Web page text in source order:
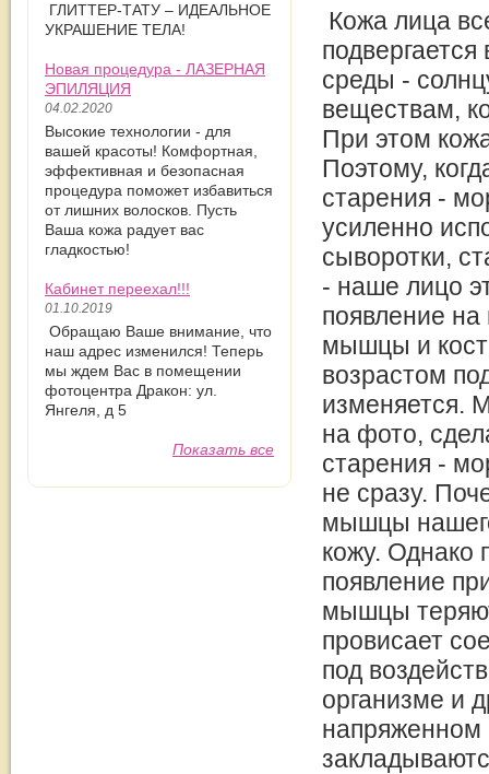
ГЛИТТЕР-ТАТУ – ИДЕАЛЬНОЕ
УКРАШЕНИЕ ТЕЛА!
Новая процедура - ЛАЗЕРНАЯ
ЭПИЛЯЦИЯ
04.02.2020
Высокие технологии - для
вашей красоты! Комфортная,
эффективная и безопасная
процедура поможет избавиться
от лишних волосков. Пусть
Ваша кожа радует вас
гладкостью!
Кабинет переехал!!!
01.10.2019
Обращаю Ваше внимание, что
наш адрес изменился! Теперь
мы ждем Вас в помещении
фотоцентра Дракон: ул.
Янгеля, д 5
Показать все
Кожа лица
среды -
веществам,
При этом
Поэтому,
старения -
усиленно
сыворотки,
- наше лицо
появление
мышцы и
возрастом
изменяется.
на фото,
старения -
не сразу.
мышцы
кожу. Однако
появление
мышцы
провисает
под
организме и
напряженном